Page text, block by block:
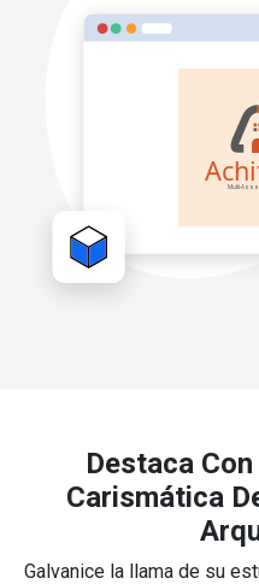
Destaca
Carismática
Galvanice la llama de su